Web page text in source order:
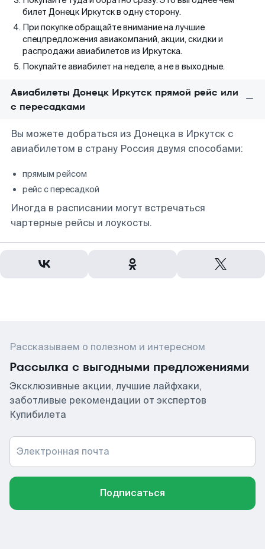
билет Донецк Иркутск в одну сторону.
При покупке обращайте внимание на лучшие
спецпредложения авиакомпаний, акции, скидки и
распродажи авиабилетов из Иркутска.
Покупайте авиабилет на неделе, а не в выходные.
Авиабилеты Донецк Иркутск прямой рейс или
с пересадками
Вы можете добраться из Донецка в Иркутск с
авиабилетом в страну Россия двумя способами:
прямым рейсом
рейс с пересадкой
Иногда в расписании могут встречаться
чартерные рейсы и лоукосты.
Рассказываем о полезном и интересном
Рассылка с выгодными предложениями
Эксклюзивные акции, лучшие лайфхаки,
заботливые рекомендации от экспертов
Купибилета
Электронная почта
Подписаться